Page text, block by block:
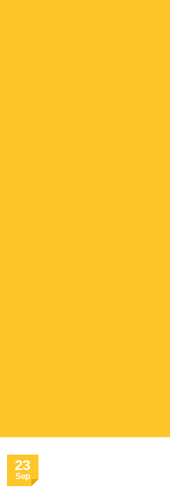
23
Sep